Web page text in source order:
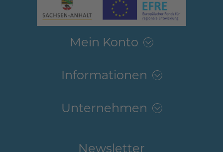
Mein Konto
Informationen
Unternehmen
Newsletter